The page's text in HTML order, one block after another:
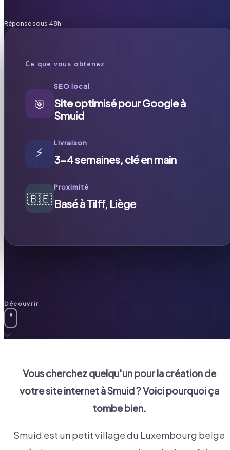
Réponse sous 48h
Ce que vous obtenez
🎯
SEO local
Site optimisé pour Google à
Smuid
⚡
Livraison
3-4 semaines, clé en main
🇧🇪
Proximité
Basé à Tilff, Liège
Découvrir
Vous cherchez quelqu'un pour la création de
votre site internet àSmuid? Voici pourquoi ça
tombe bien.
Smuid est un petit village du Luxembourg belge